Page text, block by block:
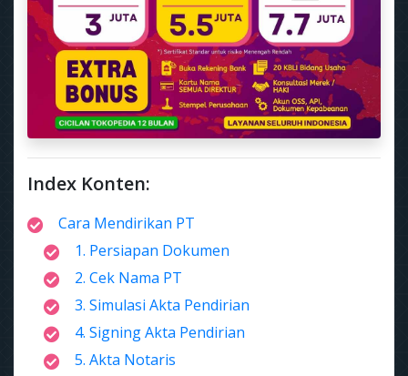
Index Konten:
Cara Mendirikan PT
1. Persiapan Dokumen
2. Cek Nama PT
3. Simulasi Akta Pendirian
4. Signing Akta Pendirian
5. Akta Notaris